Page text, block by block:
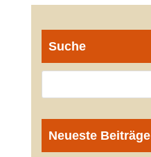
Suche
Neueste Beiträge